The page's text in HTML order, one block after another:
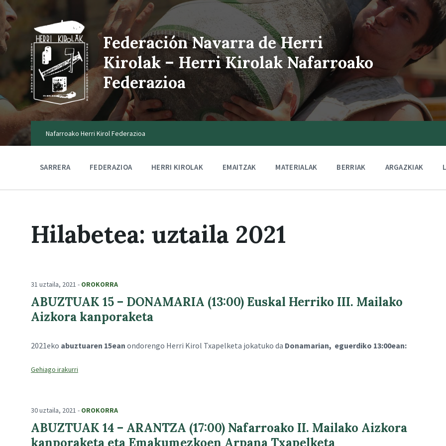
Federación Navarra de Herri
Kirolak – Herri Kirolak Nafarroako
Federazioa
Nafarroako Herri Kirol Federazioa
SARRERA FEDERAZIOA HERRI KIROLAK EMAITZAK MATERIALAK BERRIAK ARGAZKIAK
Hilabetea: uztaila 2021
31 uztaila, 2021 - OROKORRA
ABUZTUAK 15 – DONAMARIA (13:00) Euskal Herriko III. Mailako
Aizkora kanporaketa
2021eko abuztuaren 15ean ondorengo Herri Kirol Txapelketa jokatuko da Donamarian, eguerdiko 13:00ean:
30 uztaila, 2021 - OROKORRA
ABUZTUAK 14 – ARANTZA (17:00) Nafarroako II. Mailako Aizkora
kanporaketa eta Emakumezkoen Arpana Txapelketa